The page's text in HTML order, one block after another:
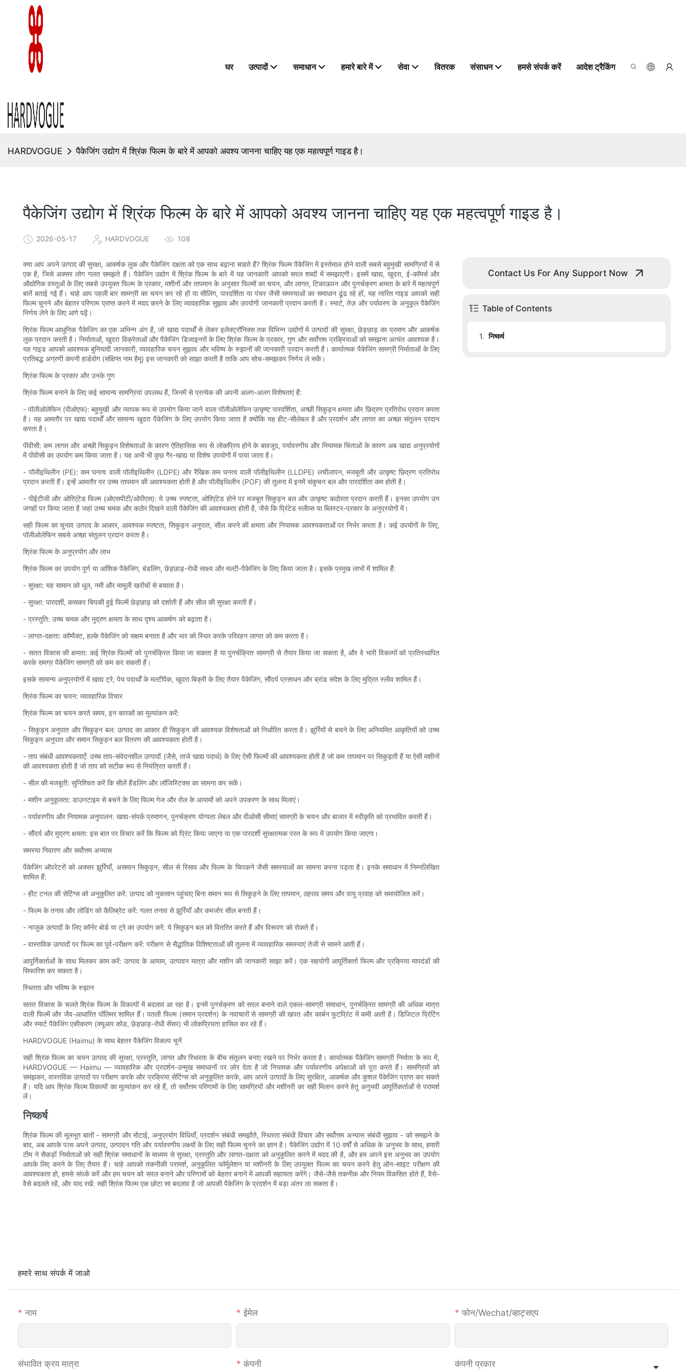
घर उत्पादों समाधान हमारे बारे में सेवा वितरक संसाधन हमसे संपर्क करें आदेश ट्रैकिंग
HARDVOGUE पैकेजिंग उद्योग में श्रिंक फिल्म के बारे में आपको अवश्य जानना चाहिए यह एक महत्वपूर्ण गाइड है।
पैकेजिंग उद्योग में श्रिंक फिल्म के बारे में आपको अवश्य जानना चाहिए यह एक महत्वपूर्ण गाइड है।
2026-05-17 HARDVOGUE 108
क्या आप अपने उत्पाद की सुरक्षा, आकर्षक लुक और पैकेजिंग दक्षता को एक साथ बढ़ाना चाहते हैं? श्रिंक फिल्म पैकेजिंग में इस्तेमाल होने वाली सबसे बहुमुखी सामग्रियों में से
एक है, जिसे अक्सर लोग गलत समझते हैं। पैकेजिंग उद्योग में श्रिंक फिल्म के बारे में यह जानकारी आपको सरल शब्दों में समझाएगी। इसमें खाद्य, खुदरा, ई-कॉमर्स और
औद्योगिक वस्तुओं के लिए सबसे उपयुक्त फिल्म के प्रकार, मशीनों और तापमान के अनुसार फिल्मों का चयन, और लागत, टिकाऊपन और पुनर्चक्रण क्षमता के बारे में महत्वपूर्ण
बातें बताई गई हैं। चाहे आप पहली बार सामग्री का चयन कर रहे हों या सीलिंग, पारदर्शिता या पंचर जैसी समस्याओं का समाधान ढूंढ रहे हों, यह त्वरित गाइड आपको सही
फिल्म चुनने और बेहतर परिणाम प्राप्त करने में मदद करने के लिए व्यावहारिक सुझाव और उपयोगी जानकारी प्रदान करती है। स्मार्ट, तेज़ और पर्यावरण के अनुकूल पैकेजिंग
निर्णय लेने के लिए आगे पढ़ें।
श्रिंक फिल्म आधुनिक पैकेजिंग का एक अभिन्न अंग है, जो खाद्य पदार्थों से लेकर इलेक्ट्रॉनिक्स तक विभिन्न उद्योगों में उत्पादों की सुरक्षा, छेड़छाड़ का प्रमाण और आकर्षक
लुक प्रदान करती है। निर्माताओं, खुदरा विक्रेताओं और पैकेजिंग डिजाइनरों के लिए श्रिंक फिल्म के प्रकार, गुण और सर्वोत्तम प्रक्रियाओं को समझना अत्यंत आवश्यक है।
यह गाइड आपको आवश्यक बुनियादी जानकारी, व्यावहारिक चयन सुझाव और भविष्य के रुझानों की जानकारी प्रदान करती है। कार्यात्मक पैकेजिंग सामग्री निर्माताओं के लिए
प्रतिबद्ध अग्रणी कंपनी हार्डवोग (संक्षिप्त नाम हैमू) इस जानकारी को साझा करती है ताकि आप सोच-समझकर निर्णय ले सकें।
श्रिंक फिल्म के प्रकार और उनके गुण
श्रिंक फिल्म बनाने के लिए कई सामान्य सामग्रियां उपलब्ध हैं, जिनमें से प्रत्येक की अपनी अलग-अलग विशेषताएं हैं:
- पॉलीओलेफिन (पीओएफ): बहुमुखी और व्यापक रूप से उपयोग किया जाने वाला पॉलीओलेफिन उत्कृष्ट पारदर्शिता, अच्छी सिकुड़न क्षमता और छिद्रण प्रतिरोध प्रदान करता
है। यह आमतौर पर खाद्य पदार्थों और सामान्य खुदरा पैकेजिंग के लिए उपयोग किया जाता है क्योंकि यह हीट-सीलेबल है और प्रदर्शन और लागत का अच्छा संतुलन प्रदान
करता है।
पीवीसी: कम लागत और अच्छी सिकुड़न विशेषताओं के कारण ऐतिहासिक रूप से लोकप्रिय होने के बावजूद, पर्यावरणीय और नियामक चिंताओं के कारण अब खाद्य अनुप्रयोगों
में पीवीसी का उपयोग कम किया जाता है। यह अभी भी कुछ गैर-खाद्य या विशेष उपयोगों में पाया जाता है।
- पॉलीइथिलीन (PE): कम घनत्व वाली पॉलीइथिलीन (LDPE) और रैखिक कम घनत्व वाली पॉलीइथिलीन (LLDPE) लचीलापन, मजबूती और उत्कृष्ट छिद्रण प्रतिरोध
प्रदान करती हैं। इन्हें आमतौर पर उच्च तापमान की आवश्यकता होती है और पॉलीइथिलीन (POF) की तुलना में इनमें संकुचन बल और पारदर्शिता कम होती है।
- पीईटीजी और ओरिएंटेड फिल्म (ओएसपीटी/ओपीएस): ये उच्च स्पष्टता, ओरिएंटेड होने पर मजबूत सिकुड़न बल और उत्कृष्ट कठोरता प्रदान करती हैं। इनका उपयोग उन
जगहों पर किया जाता है जहां उच्च चमक और कठोर दिखने वाली पैकेजिंग की आवश्यकता होती है, जैसे कि प्रिंटेड स्लीव्स या ब्लिस्टर-प्रकार के अनुप्रयोगों में।
सही फिल्म का चुनाव उत्पाद के आकार, आवश्यक स्पष्टता, सिकुड़न अनुपात, सील करने की क्षमता और नियामक आवश्यकताओं पर निर्भर करता है। कई उपयोगों के लिए,
पॉलीओलेफिन सबसे अच्छा संतुलन प्रदान करता है।
श्रिंक फिल्म के अनुप्रयोग और लाभ
श्रिंक फिल्म का उपयोग पूर्ण या आंशिक पैकेजिंग, बंडलिंग, छेड़छाड़-रोधी साक्ष्य और मल्टी-पैकेजिंग के लिए किया जाता है। इसके प्रमुख लाभों में शामिल हैं:
- सुरक्षा: यह सामान को धूल, नमी और मामूली खरोंचों से बचाता है।
- सुरक्षा: पारदर्शी, कसकर चिपकी हुई फिल्में छेड़छाड़ को दर्शाती हैं और सील की सुरक्षा करती हैं।
- प्रस्तुति: उच्च चमक और मुद्रण क्षमता के साथ दृश्य आकर्षण को बढ़ाता है।
- लागत-दक्षता: कॉम्पैक्ट, हल्के पैकेजिंग को सक्षम बनाता है और भार को स्थिर करके परिवहन लागत को कम करता है।
- सतत विकास की क्षमता: कई श्रिंक फिल्मों को पुनर्चक्रित किया जा सकता है या पुनर्चक्रित सामग्री से तैयार किया जा सकता है, और वे भारी विकल्पों को प्रतिस्थापित
करके समग्र पैकेजिंग सामग्री को कम कर सकती हैं।
इसके सामान्य अनुप्रयोगों में खाद्य ट्रे, पेय पदार्थों के मल्टीपैक, खुदरा बिक्री के लिए तैयार पैकेजिंग, सौंदर्य प्रसाधन और ब्रांड संदेश के लिए मुद्रित स्लीव शामिल हैं।
श्रिंक फिल्म का चयन: व्यावहारिक विचार
श्रिंक फिल्म का चयन करते समय, इन कारकों का मूल्यांकन करें:
- सिकुड़न अनुपात और सिकुड़न बल: उत्पाद का आकार ही सिकुड़न की आवश्यक विशेषताओं को निर्धारित करता है। झुर्रियों से बचने के लिए अनियमित आकृतियों को उच्च
सिकुड़न अनुपात और समान सिकुड़न बल वितरण की आवश्यकता होती है।
- ताप संबंधी आवश्यकताएँ: उच्च ताप-संवेदनशील उत्पादों (जैसे, ताजे खाद्य पदार्थ) के लिए ऐसी फिल्मों की आवश्यकता होती है जो कम तापमान पर सिकुड़ती हैं या ऐसी मशीनों
की आवश्यकता होती है जो ताप को सटीक रूप से नियंत्रित करती हैं।
- सील की मजबूती: सुनिश्चित करें कि सीलें हैंडलिंग और लॉजिस्टिक्स का सामना कर सकें।
- मशीन अनुकूलता: डाउनटाइम से बचने के लिए फिल्म गेज और रोल के आयामों को अपने उपकरण के साथ मिलाएं।
- पर्यावरणीय और नियामक अनुपालन: खाद्य-संपर्क प्रमाणन, पुनर्चक्रण योग्यता लेबल और वीओसी सीमाएं सामग्री के चयन और बाजार में स्वीकृति को प्रभावित करती हैं।
- सौंदर्य और मुद्रण क्षमता: इस बात पर विचार करें कि फिल्म को प्रिंट किया जाएगा या एक पारदर्शी सुरक्षात्मक परत के रूप में उपयोग किया जाएगा।
समस्या निवारण और सर्वोत्तम अभ्यास
पैकेजिंग ऑपरेटरों को अक्सर झुर्रियाँ, असमान सिकुड़न, सील से रिसाव और फिल्म के चिपकने जैसी समस्याओं का सामना करना पड़ता है। इनके समाधान में निम्नलिखित
शामिल हैं:
- हीट टनल की सेटिंग्स को अनुकूलित करें: उत्पाद को नुकसान पहुंचाए बिना समान रूप से सिकुड़ने के लिए तापमान, ठहराव समय और वायु प्रवाह को समायोजित करें।
- फिल्म के तनाव और लोडिंग को कैलिब्रेट करें: गलत तनाव से झुर्रियाँ और कमजोर सील बनती हैं।
- नाजुक उत्पादों के लिए कॉर्नर बोर्ड या ट्रे का उपयोग करें: ये सिकुड़न बल को वितरित करते हैं और विरूपण को रोकते हैं।
- वास्तविक उत्पादों पर फिल्म का पूर्व-परीक्षण करें: परीक्षण से सैद्धांतिक विशिष्टताओं की तुलना में व्यावहारिक समस्याएं तेजी से सामने आती हैं।
आपूर्तिकर्ताओं के साथ मिलकर काम करें: उत्पाद के आयाम, उत्पादन मात्रा और मशीन की जानकारी साझा करें। एक सहयोगी आपूर्तिकर्ता फिल्म और प्रक्रिया मापदंडों की
सिफारिश कर सकता है।
स्थिरता और भविष्य के रुझान
सतत विकास के चलते श्रिंक फिल्म के विकल्पों में बदलाव आ रहा है। इनमें पुनर्चक्रण को सरल बनाने वाले एकल-सामग्री समाधान, पुनर्चक्रित सामग्री की अधिक मात्रा
वाली फिल्में और जैव-आधारित पॉलिमर शामिल हैं। पतली फिल्म (समान प्रदर्शन) के नवाचारों से सामग्री की खपत और कार्बन फुटप्रिंट में कमी आती है। डिजिटल प्रिंटिंग
और स्मार्ट पैकेजिंग एकीकरण (क्यूआर कोड, छेड़छाड़-रोधी सेंसर) भी लोकप्रियता हासिल कर रहे हैं।
HARDVOGUE (Haimu) के साथ बेहतर पैकेजिंग विकल्प चुनें
सही श्रिंक फिल्म का चयन उत्पाद की सुरक्षा, प्रस्तुति, लागत और स्थिरता के बीच संतुलन बनाए रखने पर निर्भर करता है। कार्यात्मक पैकेजिंग सामग्री निर्माता के रूप में,
HARDVOGUE — Haimu — व्यावहारिक और प्रदर्शन-उन्मुख समाधानों पर ज़ोर देता है जो नियामक और पर्यावरणीय अपेक्षाओं को पूरा करते हैं। सामग्रियों को
समझकर, वास्तविक उत्पादों पर परीक्षण करके और प्रक्रिया सेटिंग्स को अनुकूलित करके, आप अपने उत्पादों के लिए सुरक्षित, आकर्षक और कुशल पैकेजिंग प्राप्त कर सकते
हैं। यदि आप श्रिंक फिल्म विकल्पों का मूल्यांकन कर रहे हैं, तो सर्वोत्तम परिणामों के लिए सामग्रियों और मशीनरी का सही मिलान करने हेतु अनुभवी आपूर्तिकर्ताओं से परामर्श
लें।
निष्कर्ष
श्रिंक फिल्म की मूलभूत बातों - सामग्री और मोटाई, अनुप्रयोग विधियाँ, प्रदर्शन संबंधी समझौते, स्थिरता संबंधी विचार और सर्वोत्तम अभ्यास संबंधी सुझाव - को समझने के
बाद, अब आपके पास अपने उत्पाद, उत्पादन गति और पर्यावरणीय लक्ष्यों के लिए सही फिल्म चुनने का ज्ञान है। पैकेजिंग उद्योग में 10 वर्षों से अधिक के अनुभव के साथ, हमारी
टीम ने सैकड़ों निर्माताओं को सही श्रिंक समाधानों के माध्यम से सुरक्षा, प्रस्तुति और लागत-दक्षता को अनुकूलित करने में मदद की है, और हम अपने इस अनुभव का उपयोग
आपके लिए करने के लिए तैयार हैं। चाहे आपको तकनीकी परामर्श, अनुकूलित फॉर्मूलेशन या मशीनरी के लिए उपयुक्त फिल्म का चयन करने हेतु ऑन-साइट परीक्षण की
आवश्यकता हो, हमसे संपर्क करें और हम चयन को सरल बनाने और परिणामों को बेहतर बनाने में आपकी सहायता करेंगे। जैसे-जैसे तकनीक और नियम विकसित होते हैं, वैसे-
वैसे बदलते रहें, और याद रखें: सही श्रिंक फिल्म एक छोटा सा बदलाव है जो आपकी पैकेजिंग के प्रदर्शन में बड़ा अंतर ला सकता है।
Contact Us For Any Support Now
Table of Contents
1. निष्कर्ष
हमारे साथ संपर्क में जाओ
नाम ईमेल फोन/wechat/व्हाट्सएप
संभावित क्रय मात्रा कंपनी कंपनी प्रकार